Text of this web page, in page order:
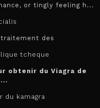
or tingly feeling h...
traitement des
tcheque
obtenir du Viagra de
du kamagra